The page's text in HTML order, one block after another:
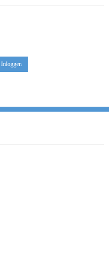
Inloggen